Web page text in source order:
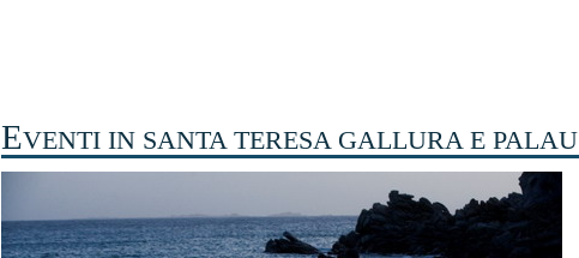
EVENTI IN SANTA TERESA GALLURA E PALAU